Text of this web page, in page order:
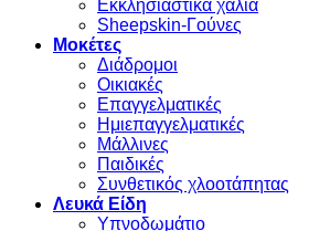
Εκκλησιαστικά χαλιά
Sheepskin-Γούνες
Μοκέτες
Διάδρομοι
Οικιακές
Επαγγελματικές
Ημιεπαγγελματικές
Μάλλινες
Παιδικές
Συνθετικός χλοοτάπητας
Λευκά Είδη
Υπνοδωμάτιο